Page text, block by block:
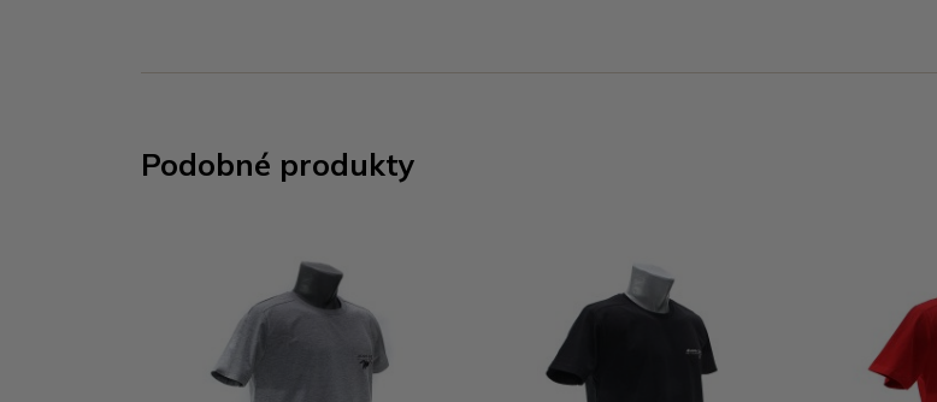
Podobné produkty